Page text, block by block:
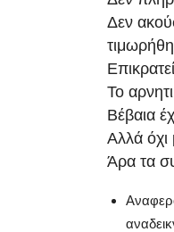
Δεν
Το
Βέβαια
Αλλά όχι
Άρα τα